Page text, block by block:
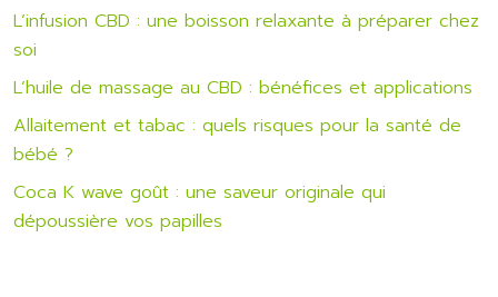
L’infusion CBD : une boisson relaxante à préparer chez
soi
L’huile de massage au CBD : bénéfices et applications
Allaitement et tabac : quels risques pour la santé de
bébé ?
Coca K wave goût : une saveur originale qui
dépoussière vos papilles